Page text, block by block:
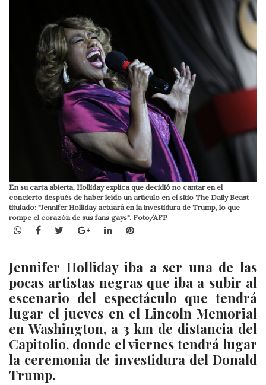
En su carta abierta, Holliday explica que decidió no cantar en el
concierto después de haber leído un artículo en el sitio The Daily Beast
titulado: "Jennifer Holliday actuará en la investidura de Trump, lo que
rompe el corazón de sus fans gays". Foto/AFP
WhatsApp
Facebook
TwitterGoogle+LinkedInPinterest
Jennifer Holliday iba a ser una de las
pocas artistas negras que iba a subir al
escenario del espectáculo que tendrá
lugar el jueves en el Lincoln Memorial
en Washington, a 3 km de distancia del
Capitolio, donde el viernes tendrá lugar
la ceremonia de investidura del Donald
Trump.